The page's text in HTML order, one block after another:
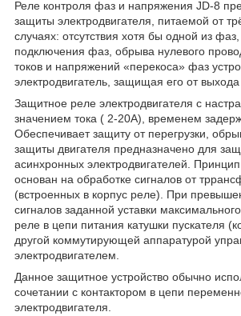
Реле контроля фаз и напряжения JD-8
защиты электродвигателя, питаемой от
случаях: отсутствия хотя бы одной из
подключения фаз, обрыва нулевого
токов и напряжений «перекоса» фаз
электродвигатель, защищая его от выхода
Защитное реле электродвигателя с
значением тока ( 2-20A), временем
Обеспечивает защиту от перегрузки,
защиты двигателя предназначено для
асинхронных электродвигателей.
основан на обработке сигналов от
(встроенных в корпус реле). При
сигналов заданной уставки
реле в цепи питания катушки пускателя
другой коммутирующей аппаратурой
электродвигателем.
Данное защитное устройство обычно
сочетании с контактором в цепи
электродвигателя.